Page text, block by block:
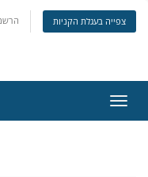
צפייה בעגלת הקניות